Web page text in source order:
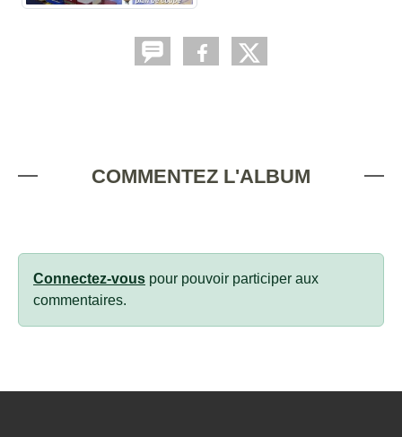
COMMENTEZ L'ALBUM
Connectez-vous pour pouvoir participer aux
commentaires.